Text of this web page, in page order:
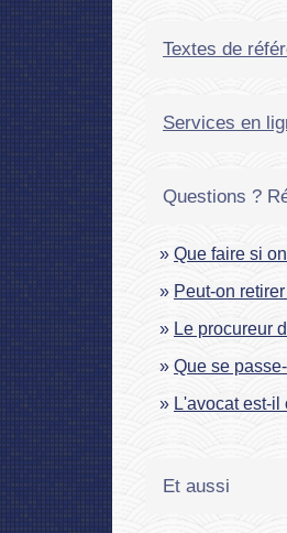
Textes de
Services en
Questions ?
Que faire si
Peut-on
Le procureur
Que se
L'avocat est-
Et aussi